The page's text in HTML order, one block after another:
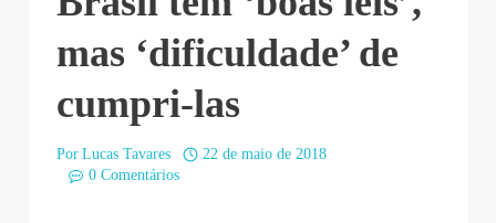
mas ‘dificuldade’ de
cumpri-las
Por Lucas Tavares
22 de maio de 2018
0 Comentários